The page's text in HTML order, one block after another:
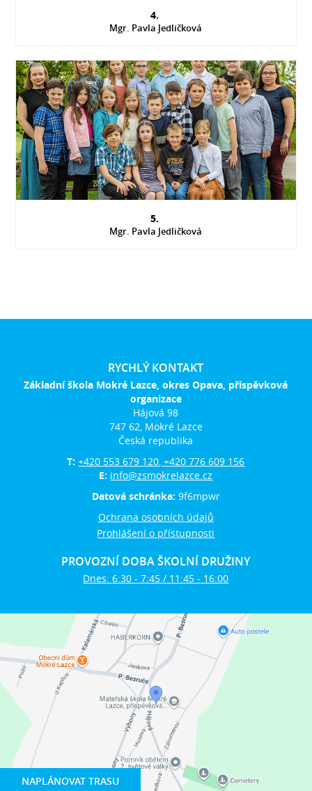
4.
Mgr. Pavla Jedličková
5.
Mgr. Pavla Jedličková
NAPLÁNOVAT TRASU
RYCHLÝ KONTAKT
Základní škola Mokré Lazce, okres Opava, příspěvková
organizace
Hájová 98
747 62, Mokré Lazce
Česká republika
T:+420 553 679 120, +420 776 609 156
E: info@zsmokrelazce.cz
Datová schránka: 9f6mpwr
Ochrana osobních údajů
Prohlášení o přístupnosti
PROVOZNÍ DOBA ŠKOLNÍ DRUŽINY
Dnes: 6:30 - 7:45 / 11:45 - 16:00